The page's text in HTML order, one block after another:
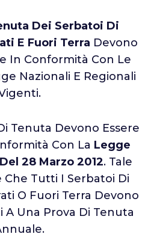
Dei Serbatoi Di
E Fuori Terra Devono
In Conformità Con Le
Nazionali E Regionali
Tenuta Devono Essere
Con La Legge
28 Marzo 2012. Tale
Che Tutti I Serbatoi Di
O Fuori Terra Devono
A Una Prova Di Tenuta